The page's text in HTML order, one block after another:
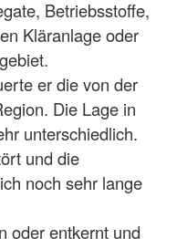
Betriebsstoffe,
Kläranlage oder
er die von der
Die Lage in
unterschiedlich.
und die
noch sehr lange
oder entkernt und